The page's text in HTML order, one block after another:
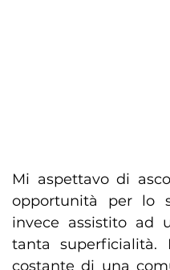
Mi aspettavo di
opportunità per lo
invece assistito ad
tanta
costante di una